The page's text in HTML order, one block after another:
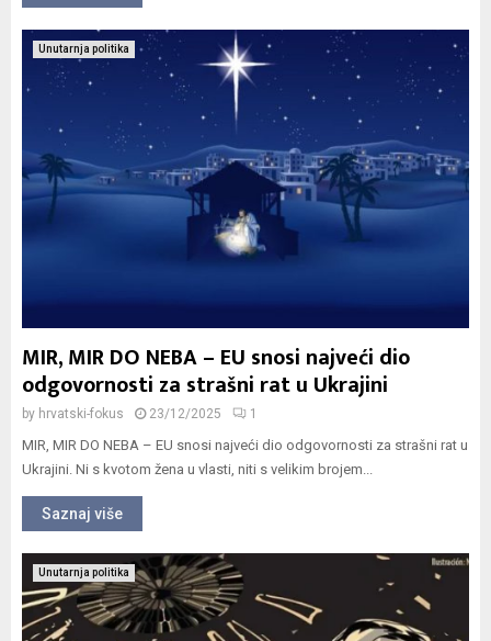
Unutarnja politika
MIR, MIR DO NEBA – EU snosi najveći dio
odgovornosti za strašni rat u Ukrajini
by hrvatski-fokus 23/12/2025 1
MIR, MIR DO NEBA – EU snosi najveći dio odgovornosti za strašni rat u
Ukrajini. Ni s kvotom žena u vlasti, niti s velikim brojem...
Saznaj više
Unutarnja politika